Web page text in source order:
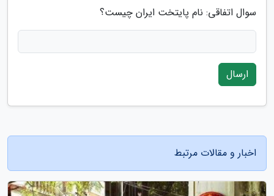
سوال اتفاقی: نام پایتخت ایران چیست؟
ارسال
اخبار و مقالات مرتبط